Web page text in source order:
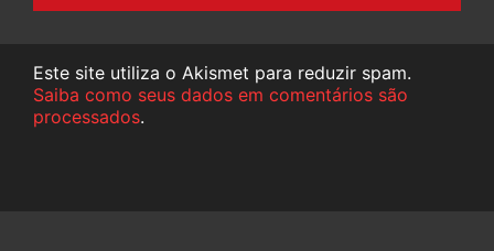
Este site utiliza o Akismet para reduzir spam.
Saiba como seus dados em comentários são
processados.